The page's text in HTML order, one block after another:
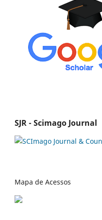
SJR - Scimago Journal
Mapa de Acessos